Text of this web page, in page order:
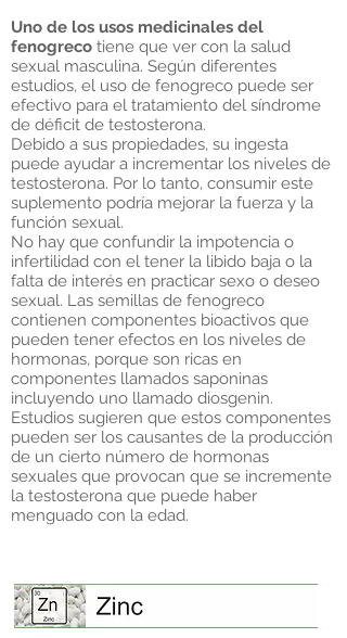
Uno de los usos medicinales del
fenogreco tiene que ver con la salud
sexual masculina. Según diferentes
estudios, el uso de fenogreco puede ser
efectivo para el tratamiento del síndrome
de déficit de testosterona.
Debido a sus propiedades, su ingesta
puede ayudar a incrementar los niveles de
testosterona. Por lo tanto, consumir este
suplemento podría mejorar la fuerza y la
función sexual.
No hay que confundir la impotencia o
infertilidad con el tener la libido baja o la
falta de interés en practicar sexo o deseo
sexual. Las semillas de fenogreco
contienen componentes bioactivos que
pueden tener efectos en los niveles de
hormonas, porque son ricas en
componentes llamados saponinas
incluyendo uno llamado diosgenin.
Estudios sugieren que estos componentes
pueden ser los causantes de la producción
de un cierto número de hormonas
sexuales que provocan que se incremente
la testosterona que puede haber
menguado con la edad.